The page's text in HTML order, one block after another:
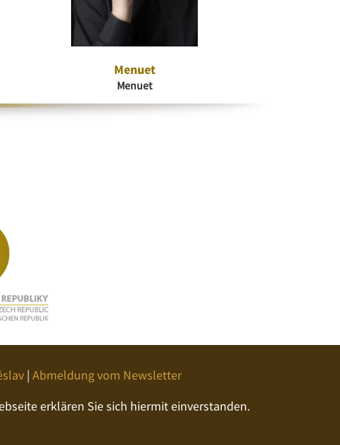
Menuet
Menuet
| Abmeldung vom Newsletter
erklären Sie sich hiermit einverstanden.